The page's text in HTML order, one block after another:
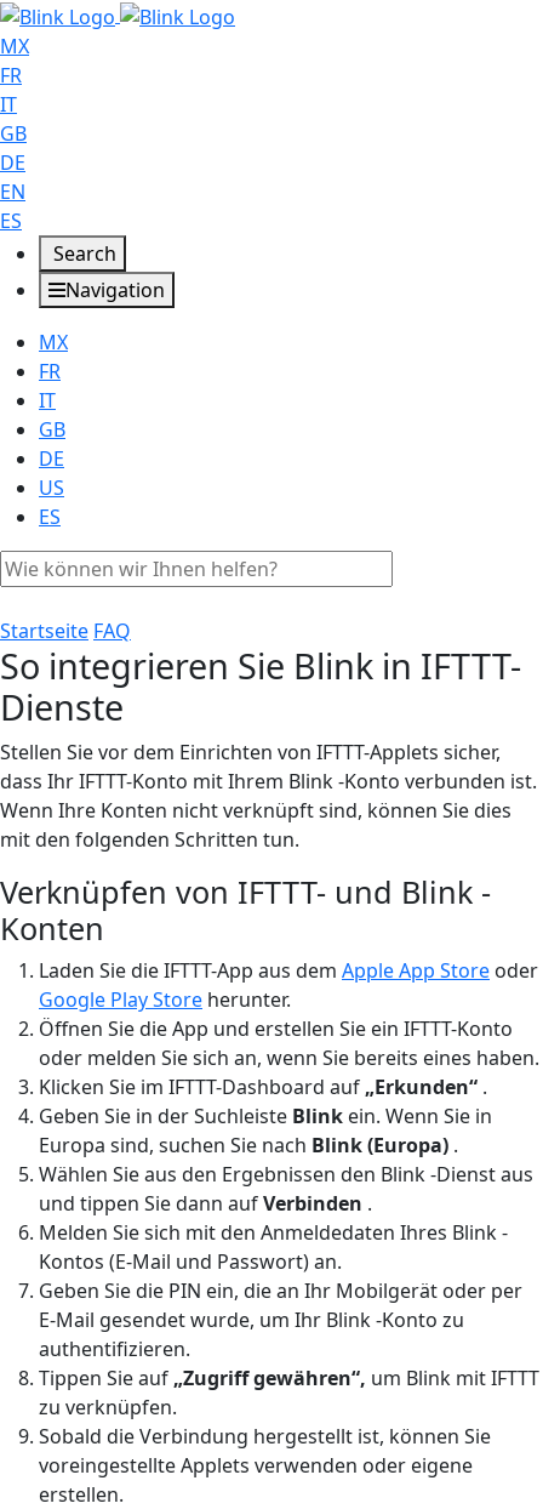
MX
FR
IT
GB
DE
EN
ES
Search
Navigation
MX
FR
IT
GB
DE
US
ES
Startseite FAQ
So integrieren Sie Blink in IFTTT-
Dienste
Stellen Sie vor dem Einrichten von IFTTT-Applets sicher,
dass Ihr IFTTT-Konto mit Ihrem Blink -Konto verbunden ist.
Wenn Ihre Konten nicht verknüpft sind, können Sie dies
mit den folgenden Schritten tun.
Verknüpfen von IFTTT- und Blink -
Konten
Laden Sie die IFTTT-App aus dem Apple App Store oder
Google Play Store herunter.
Öffnen Sie die App und erstellen Sie ein IFTTT-Konto
oder melden Sie sich an, wenn Sie bereits eines haben.
Klicken Sie im IFTTT-Dashboard auf „Erkunden“ .
Geben Sie in der Suchleiste Blink ein. Wenn Sie in
Europa sind, suchen Sie nach Blink (Europa) .
Wählen Sie aus den Ergebnissen den Blink -Dienst aus
und tippen Sie dann aufVerbinden .
Melden Sie sich mit den Anmeldedaten Ihres Blink -
Kontos (E-Mail und Passwort) an.
Geben Sie die PIN ein, die an Ihr Mobilgerät oder per
E-Mail gesendet wurde, um Ihr Blink -Konto zu
authentifizieren.
Tippen Sie auf „Zugriff gewähren“, um Blink mit IFTTT
zu verknüpfen.
Sobald die Verbindung hergestellt ist, können Sie
voreingestellte Applets verwenden oder eigene
erstellen.